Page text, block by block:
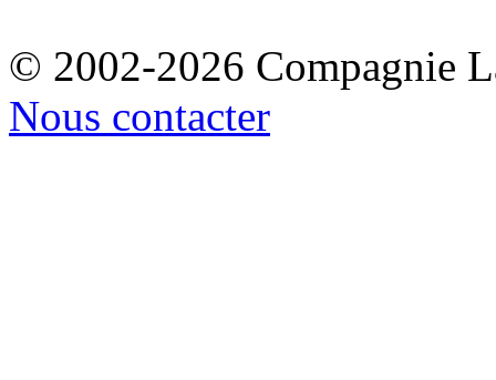
© 2002-2026 Compagnie
Nous contacter